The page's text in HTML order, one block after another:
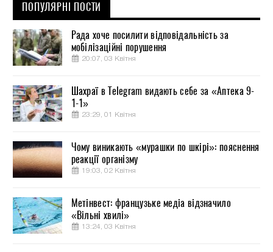
ПОПУЛЯРНІ ПОСТИ
Рада хоче посилити відповідальність за
мобілізаційні порушення
20:07, 03 Квітня
Шахраї в Telegram видають себе за «Аптека 9-
1-1»
23:29, 01 Квітня
Чому виникають «мурашки по шкірі»: пояснення
реакції організму
19:03, 02 Квітня
Метінвест: французьке медіа відзначило
«Вільні хвилі»
13:24, 03 Квітня